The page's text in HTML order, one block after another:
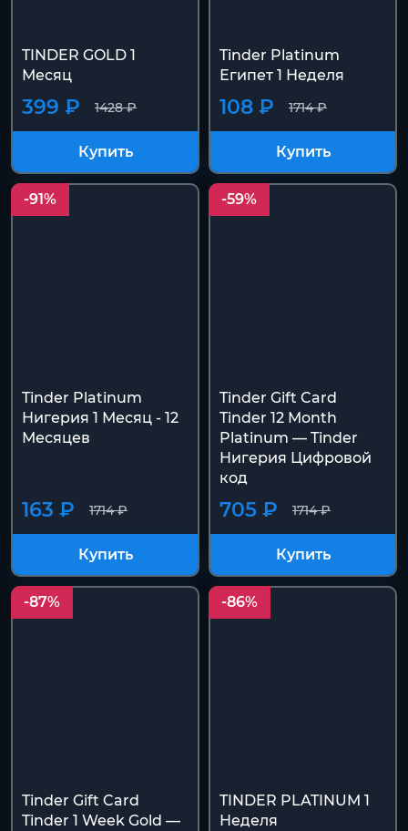
TINDER GOLD 1
Месяц
1428 ₽
399 ₽
Купить
Tinder Platinum
Египет 1 Неделя
1714 ₽
108 ₽
Купить
-91%
Tinder Platinum
Нигерия 1 Месяц - 12
Месяцев
1714 ₽
163 ₽
Купить
-59%
Tinder Gift Card
Tinder 12 Month
Platinum — Tinder
Нигерия Цифровой
код
1714 ₽
705 ₽
Купить
-87%
Tinder Gift Card
Tinder 1 Week Gold —
-86%
TINDER PLATINUM 1
Неделя